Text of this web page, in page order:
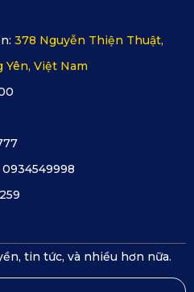
phẩm có lỗi từ nhà sản
hoàn toàn.
09 2025
là sự đầu tư thông
cao trải nghiệm sử dụng và
378 Nguyễn Thiện Thuật,
Việt Nam
0934549998
tin tức, và nhiều hơn nữa.